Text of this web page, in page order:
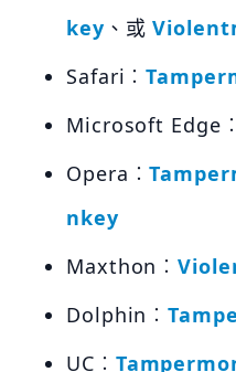
key 、或
Safari︰
Microsoft Edge︰
Opera︰
nkey
Maxthon︰
Dolphin︰
UC︰